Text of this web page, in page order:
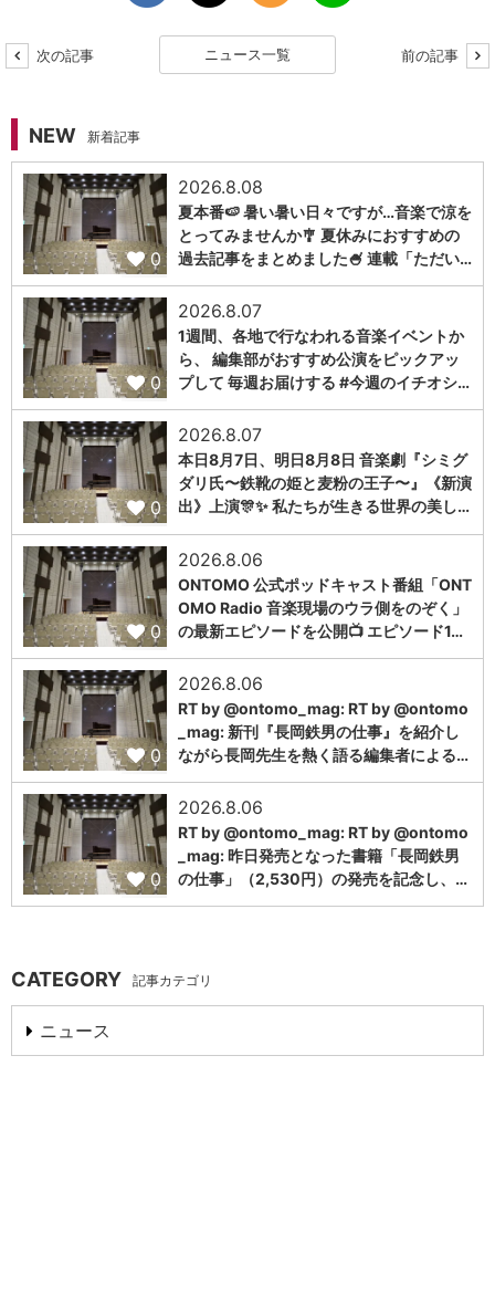
次の記事 ニュース一覧 前の記事
NEW 新着記事
0
2026.8.08
夏本番🍉 暑い暑い日々ですが…音楽で涼を
とってみませんか🎐 夏休みにおすすめの
過去記事をまとめました🍧 連載「ただい…
0
2026.8.07
1週間、各地で行なわれる音楽イベントか
ら、 編集部がおすすめ公演をピックアッ
プして 毎週お届けする #今週のイチオシ…
0
2026.8.07
本日8月7日、明日8月8日 音楽劇『シミグ
ダリ氏〜鉄靴の姫と麦粉の王子〜』《新演
出》上演🎊✨ 私たちが生きる世界の美し…
0
2026.8.06
ONTOMO 公式ポッドキャスト番組「ONT
OMO Radio 音楽現場のウラ側をのぞく」
の最新エピソードを公開📺 エピソード1…
0
2026.8.06
RT by @ontomo_mag: RT by @ontomo
_mag: 新刊『長岡鉄男の仕事』を紹介し
ながら長岡先生を熱く語る編集者による…
0
2026.8.06
RT by @ontomo_mag: RT by @ontomo
_mag: 昨日発売となった書籍「長岡鉄男
の仕事」（2,530円）の発売を記念し、…
CATEGORY 記事カテゴリ
ニュース